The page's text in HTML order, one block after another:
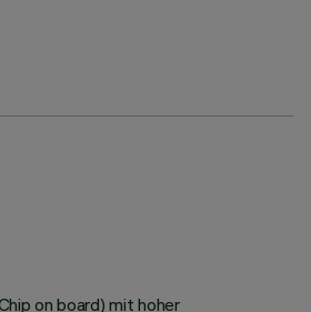
on board) mit hoher